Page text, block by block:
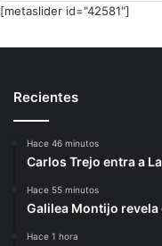
[metaslider id="42581"]
Recientes
Hace 46 minutos
Carlos Trejo entra a
Hace 55 minutos
Galilea Montijo
Hace 1 hora